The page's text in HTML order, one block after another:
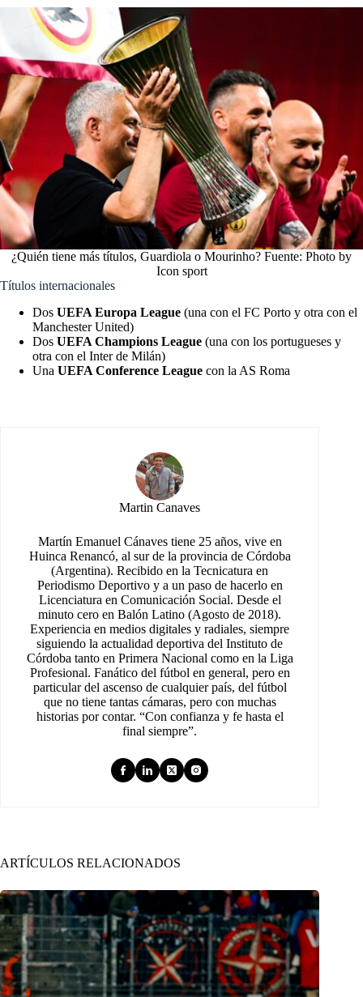
¿Quién tiene más títulos, Guardiola o Mourinho? Fuente: Photo by
Icon sport
Títulos internacionales
Dos UEFA Europa League (una con el FC Porto y otra con el
Manchester United)
Dos UEFA Champions League (una con los portugueses y
otra con el Inter de Milán)
Una UEFA Conference League con la AS Roma
Martin Canaves
Martín Emanuel Cánaves tiene 25 años, vive en
Huinca Renancó, al sur de la provincia de Córdoba
(Argentina). Recibido en la Tecnicatura en
Periodismo Deportivo y a un paso de hacerlo en
Licenciatura en Comunicación Social. Desde el
minuto cero en Balón Latino (Agosto de 2018).
Experiencia en medios digitales y radiales, siempre
siguiendo la actualidad deportiva del Instituto de
Córdoba tanto en Primera Nacional como en la Liga
Profesional. Fanático del fútbol en general, pero en
particular del ascenso de cualquier país, del fútbol
que no tiene tantas cámaras, pero con muchas
historias por contar. “Con confianza y fe hasta el
final siempre”.
ARTÍCULOS RELACIONADOS